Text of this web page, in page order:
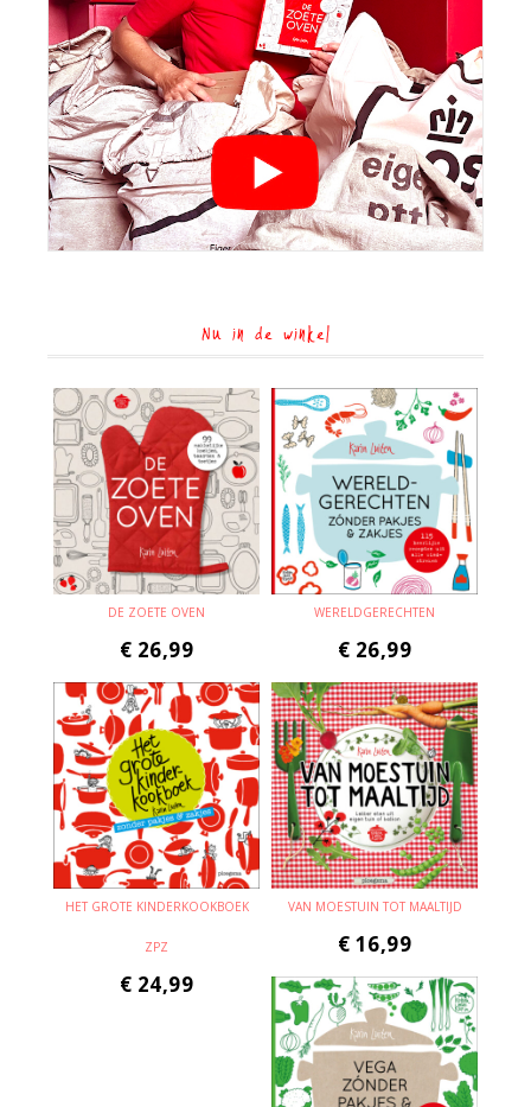
Nu in de winkel
DE ZOETE OVEN
€ 26,99
WERELDGERECHTEN
€ 26,99
HET GROTE KINDERKOOKBOEK
ZPZ
€ 24,99
VAN MOESTUIN TOT MAALTIJD
€ 16,99